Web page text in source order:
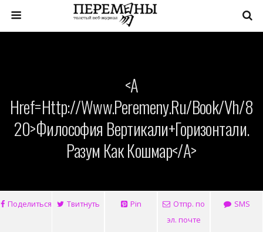
<a
Href=http://www.peremeny.ru/book/vh/8
20>Философия Вертикали+Горизонтали.
Разум Как Кошмар</a>
Поделиться Твитнуть Pin
Отпр. по
эл. почте
SMS